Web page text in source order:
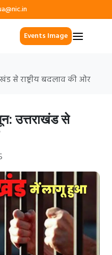
Events Image
से राष्ट्रीय बदलाव की ओर
उत्तराखंड से